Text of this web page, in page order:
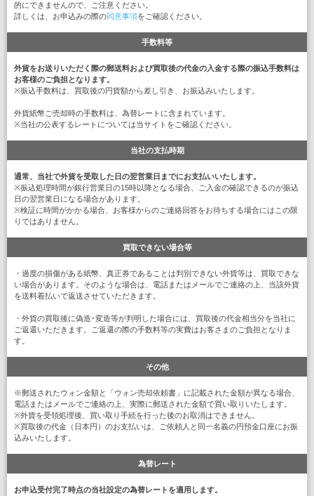
的にできませんので、ご注意ください。
詳しくは、お申込みの際の同意事項をご確認ください。
手数料等
外貨をお送りいただく際の郵送料および買取後の代金の入金する際の振込手数料は
お客様のご負担となります。
※振込手数料は、買取後の円貨額から差し引き、お振込みいたします。
外貨紙幣ご売却時の手数料は、為替レートに含まれています。
※当社の公表するレートについては当サイトをご確認ください。
当社の支払時期
通常、当社で外貨を受取した日の翌営業日までにお支払いいたします。
※振込処理時間が銀行営業日の15時以降となる場合、ご入金の確認できるのが振込
日の翌営業日になる場合があります。
※検証に時間がかかる場合、お客様からのご連絡回答をお待ちする場合にはこの限
りではありません。
買取できない場合等
・過度の損傷がある紙幣、真正券であることは判別できない外貨等は、買取できな
い場合があります。そのような場合は、電話またはメールでご連絡の上、当該外貨
を送料着払いで返送させていただきます。
・外貨の買取後に偽造･変造等が判明した場合には、買取後の代金相当分を当社に
ご返還いただきます。ご返還の際の手数料等の実費はお客さまのご負担となりま
す。
その他
※郵送されたウォン金額と「ウォン売却依頼書」に記載された金額が異なる場合、
電話またはメールでご連絡の上、実際に郵送された金額で買い取りいたします。
※外貨を受領処理後、買い取り手続を行った後のお取消はできません。
※買取後の代金（日本円）のお支払いは、ご依頼人と同一名義の円預金口座にお振
込みいたします。
為替レート
お申込受付完了時点の当社設定の為替レートを適用します。